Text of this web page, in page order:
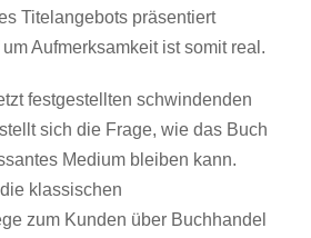
Titelangebots präsentiert
Aufmerksamkeit ist somit real.
festgestellten schwindenden
sich die Frage, wie das Buch
Medium bleiben kann.
klassischen
zum Kunden über Buchhandel